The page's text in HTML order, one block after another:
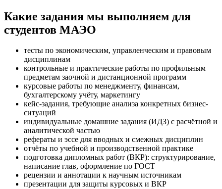
Какие задания мы выполняем для
студентов МАЭО
тесты по экономическим, управленческим и правовым
дисциплинам
контрольные и практические работы по профильным
предметам заочной и дистанционной программ
курсовые работы по менеджменту, финансам,
бухгалтерскому учёту, маркетингу
кейс-задания, требующие анализа конкретных бизнес-
ситуаций
индивидуальные домашние задания (ИДЗ) с расчётной и
аналитической частью
рефераты и эссе для вводных и смежных дисциплин
отчёты по учебной и производственной практике
подготовка дипломных работ (ВКР): структурирование,
написание глав, оформление по ГОСТ
рецензии и аннотации к научным источникам
презентации для защиты курсовых и ВКР